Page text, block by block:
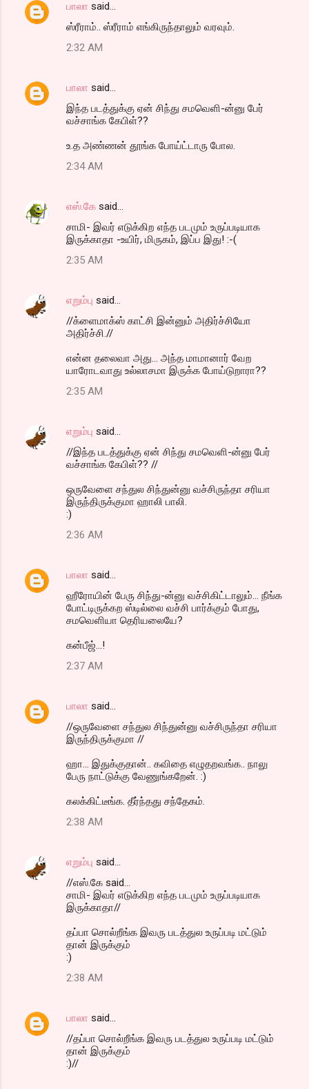
பாலா said…
ஸ்ரீராம்.. ஸ்ரீராம் எங்கிருந்தாலும் வரவும்.
2:32 AM
பாலா said…
இந்த படத்துக்கு ஏன் சிந்து சமவெளி-ன்னு பேர்
வச்சாங்க கேபிள்??
உ.த அண்ணன் தூங்க போய்ட்டாரு போல.
2:34 AM
எஸ்.கே said…
சாமி- இவர் எடுக்கிற எந்த படமும் உருப்படியாக
இருக்காதா -உயிர், மிருகம், இப்ப இது! :-(
2:35 AM
எறும்பு said…
//க்ளைமாக்ஸ் காட்சி இன்னும் அதிர்ச்சியோ
அதிர்ச்சி.//
என்ன தலைவா அது... அந்த மாமானார் வேற
யாரோடவாது உல்லாசமா இருக்க போய்டுறாரா??
2:35 AM
எறும்பு said…
//இந்த படத்துக்கு ஏன் சிந்து சமவெளி-ன்னு பேர்
வச்சாங்க கேபிள்?? //
ஒருவேளை சந்துல சிந்துன்னு வச்சிருந்தா சரியா
இருந்திருக்குமா ஹாலி பாலி.
:)
2:36 AM
பாலா said…
ஹீரோயின் பேரு சிந்து-ன்னு வச்சிகிட்டாலும்... நீங்க
போட்டிருக்கற ஸ்டில்லை வச்சி பார்க்கும் போது,
சமவெளியா தெரியலையே?
கன்பீஜ்...!
2:37 AM
பாலா said…
//ஒருவேளை சந்துல சிந்துன்னு வச்சிருந்தா சரியா
இருந்திருக்குமா //
ஹா... இதுக்குதான்.. கவிதை எழுதறவங்க.. நாலு
பேரு நாட்டுக்கு வேணுங்கறேன். :)
கலக்கிட்டீங்க. தீர்ந்தது சந்தேகம்.
2:38 AM
எறும்பு said…
//எஸ்.கே said...
சாமி- இவர் எடுக்கிற எந்த படமும் உருப்படியாக
இருக்காதா//
தப்பா சொல்றீங்க இவரு படத்துல உருப்படி மட்டும்
தான் இருக்கும்
:)
2:38 AM
பாலா said…
//தப்பா சொல்றீங்க இவரு படத்துல உருப்படி மட்டும்
தான் இருக்கும்
:)//